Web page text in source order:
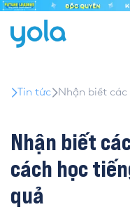
Tin tức Nhận biết
Nhận biết
cách học
quả